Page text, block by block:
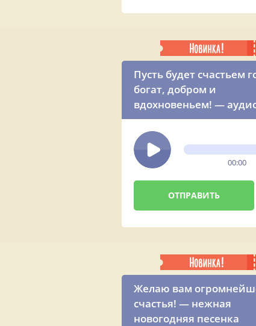
Пусть будет счастьем
богат, добром и
вдохновеньем! —
поздравление от
00:00
Желаю вам
счастья! — нежная
новогодняя песенка